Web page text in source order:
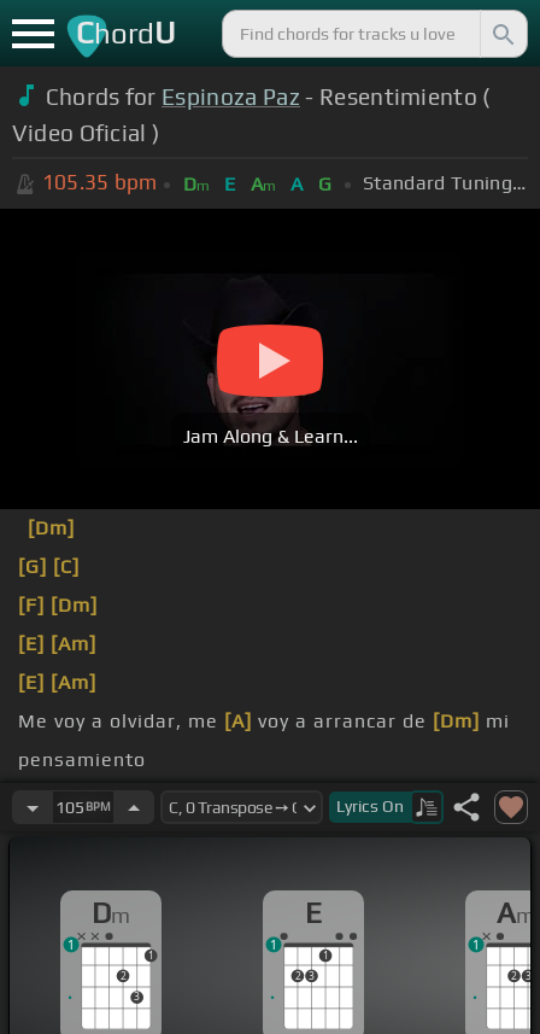
ChordU
Chords for Espinoza Paz - Resentimiento (
Video Oficial )
105.35 bpm Dm E Am A G Standard Tuning (EADGBE)
Jam Along & Learn...
[Dm]
[G] [C]
[F] [Dm]
[E] [Am]
[E] [Am]
Me voy a olvidar, me [A] voy a arrancar de [Dm] mi
pensamiento
[Bm]ti solo odio y
105 BPM Lyrics On
Dm
2
3
1
1
E
2 3
1
1
Am
2 3
1